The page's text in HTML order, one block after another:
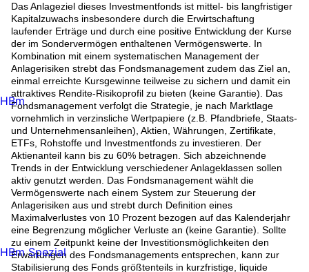
Das Anlageziel dieses Investmentfonds ist mittel- bis langfristiger
Kapitalzuwachs insbesondere durch die Erwirtschaftung
laufender Erträge und durch eine positive Entwicklung der Kurse
der im Sondervermögen enthaltenen Vermögenswerte. In
Kombination mit einem systematischen Management der
Anlagerisiken strebt das Fondsmanagement zudem das Ziel an,
einmal erreichte Kursgewinne teilweise zu sichern und damit ein
attraktives Rendite-Risikoprofil zu bieten (keine Garantie). Das
Fondsmanagement verfolgt die Strategie, je nach Marktlage
vornehmlich in verzinsliche Wertpapiere (z.B. Pfandbriefe, Staats-
und Unternehmensanleihen), Aktien, Währungen, Zertifikate,
ETFs, Rohstoffe und Investmentfonds zu investieren. Der
Aktienanteil kann bis zu 60% betragen. Sich abzeichnende
Trends in der Entwicklung verschiedener Anlageklassen sollen
aktiv genutzt werden. Das Fondsmanagement wählt die
Vermögenswerte nach einem System zur Steuerung der
Anlagerisiken aus und strebt durch Definition eines
Maximalverlustes von 10 Prozent bezogen auf das Kalenderjahr
eine Begrenzung möglicher Verluste an (keine Garantie). Sollte
zu einem Zeitpunkt keine der Investitionsmöglichkeiten den
Erwartungen des Fondsmanagements entsprechen, kann zur
Stabilisierung des Fonds größtenteils in kurzfristige, liquide
HBm
HBm Spezial